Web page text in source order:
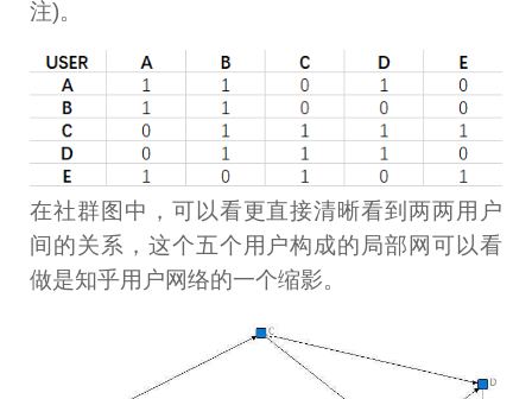
注)。
在社群图中，可以看更直接清晰看到两两用户
间的关系，这个五个用户构成的局部网可以看
做是知乎用户网络的一个缩影。